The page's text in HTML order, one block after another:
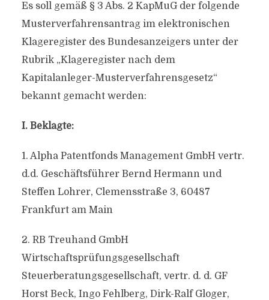
Es soll gemäß § 3 Abs. 2 KapMuG der folgende
Musterverfahrensantrag im elektronischen
Klageregister des Bundesanzeigers unter der
Rubrik „Klageregister nach dem
Kapitalanleger-Musterverfahrensgesetz“
bekannt gemacht werden:
I. Beklagte:
1. Alpha Patentfonds Management GmbH vertr.
d.d. Geschäftsführer Bernd Hermann und
Steffen Lohrer, Clemensstraße 3, 60487
Frankfurt am Main
2. RB Treuhand GmbH
Wirtschaftsprüfungsgesellschaft
Steuerberatungsgesellschaft, vertr. d. d. GF
Horst Beck, Ingo Fehlberg, Dirk-Ralf Gloger,